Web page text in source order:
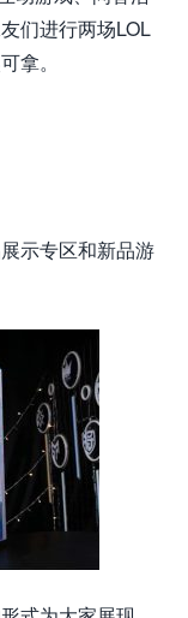
们进行两场LOL
拿。
示专区和新品游